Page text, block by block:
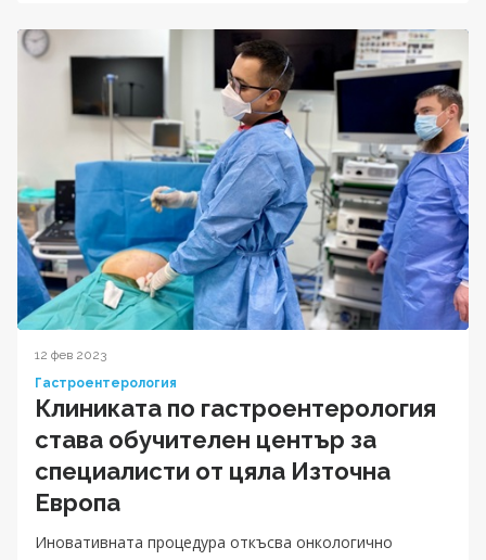
12 фев 2023
Гастроентерология
Клиниката по гастроентерология
става обучителен център за
специалисти от цяла Източна
Европа
Иновативната процедура откъсва онкологично